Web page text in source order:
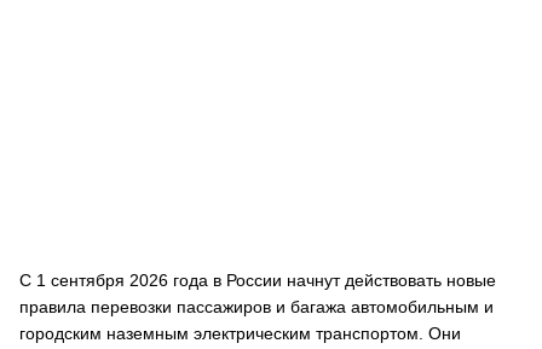
С 1 сентября 2026 года в России начнут действовать новые
правила перевозки пассажиров и багажа автомобильным и
городским наземным электрическим транспортом. Они